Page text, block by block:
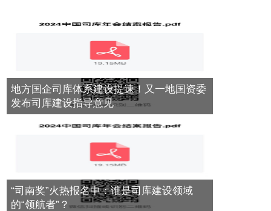
行、券商、互金等行业定调！
2017年07月18日
2017年07月18日
2017年07月18日
中国银行业资产托管规模126.61万亿
2018年03月19日
国内首单百亿级规模REITs获批
2018年02月05日
中国银行家族信托服务引导财富金融
2018年01月12日
新质生产力发展
2024年12月05日
进博观察：法国荣膺第七届中国国际
进口博览会主宾国，共庆中法建交60
周年
2024年11月06日
进口博览会主宾国，共庆中法建交60
进博观察：法国荣膺第七届中国国际
地方国企司库体系建设提速！又一地国资委
发布司库建设指导意见
“司南奖”火热报名中：谁是司库建设领域
的“领航者”？